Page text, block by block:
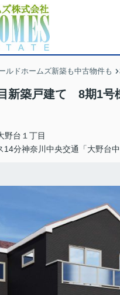
ルドホームズ新築も中古物件も
新築戸建て 8期1号
野台 １丁目
14分神奈川中央交通「大野台